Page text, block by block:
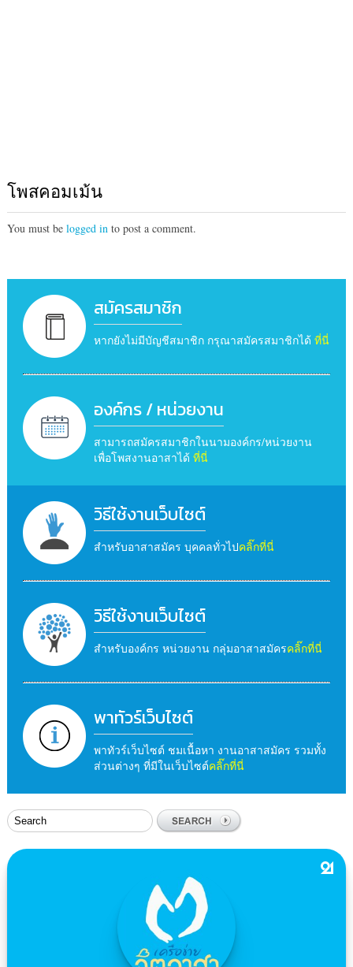
โพสคอมเม้น
You must be logged in to post a comment.
สมัครสมาชิก
หากยังไม่มีบัญชีสมาชิก กรุณาสมัครสมาชิกได้ ที่นี่
องค์กร / หน่วยงาน
สามารถสมัครสมาชิกในนามองค์กร/หน่วยงาน
เพื่อโพสงานอาสาได้ ที่นี่
วิธีใช้งานเว็บไซต์
สำหรับอาสาสมัคร บุคคลทั่วไปคลิ๊กที่นี่
วิธีใช้งานเว็บไซต์
สำหรับองค์กร หน่วยงาน กลุ่มอาสาสมัครคลิ๊กที่นี่
พาทัวร์เว็บไซต์
พาทัวร์เว็บไซต์ ชมเนื้อหา งานอาสาสมัคร รวมทั้ง
ส่วนต่างๆ ที่มีในเว็บไซต์คลิ๊กที่นี่